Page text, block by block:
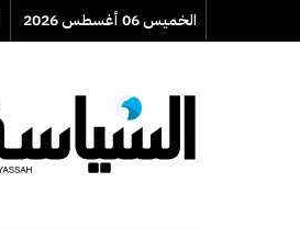
الخميس 06 أغسطس 2026